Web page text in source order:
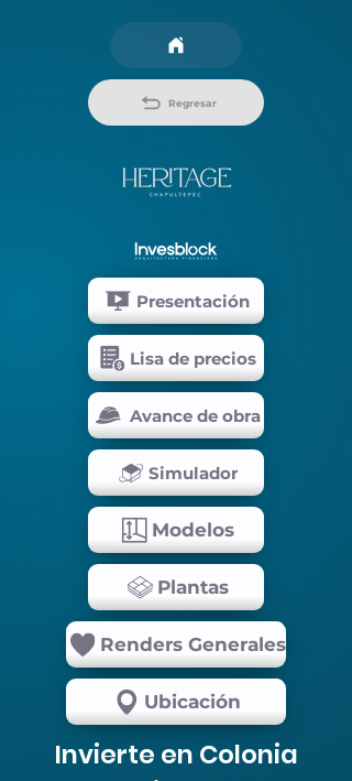
Regresar
Presentación
Lisa de precios
Avance de obra
Simulador
Modelos
Plantas
Renders Generales
Ubicación
Invierte en Colonia